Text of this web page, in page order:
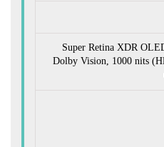
Super Retina XDR
Dolby Vision, 1000 nits